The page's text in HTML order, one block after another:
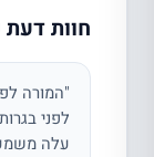
חוות דעת
"המורה
לפני
עלה